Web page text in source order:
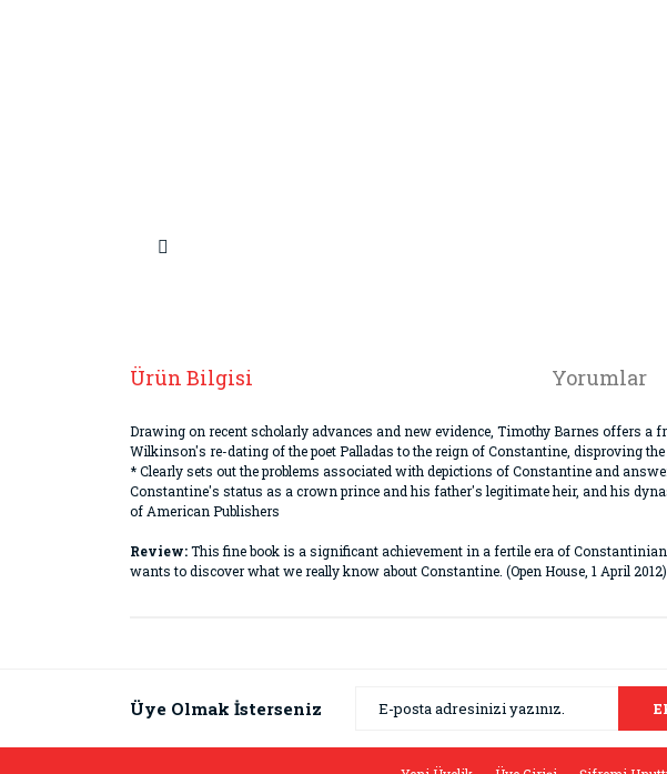
Ürün Bilgisi Yorumlar
Drawing on recent scholarly advances and new evidence, Timothy Barnes offers
Wilkinson's re-dating of the poet Palladas to the reign of Constantine, disproving
* Clearly sets out the problems associated with depictions of Constantine and
Constantine's status as a crown prince and his father's legitimate heir, and his
of American Publishers
Review:This fine book is a significant achievement in a fertile era of
wants to discover what we really know about Constantine. (Open House, 1 April
Ürün resmi kalitesiz, bozuk veya görüntülenemiyor.
Üye Olmak İsterseniz